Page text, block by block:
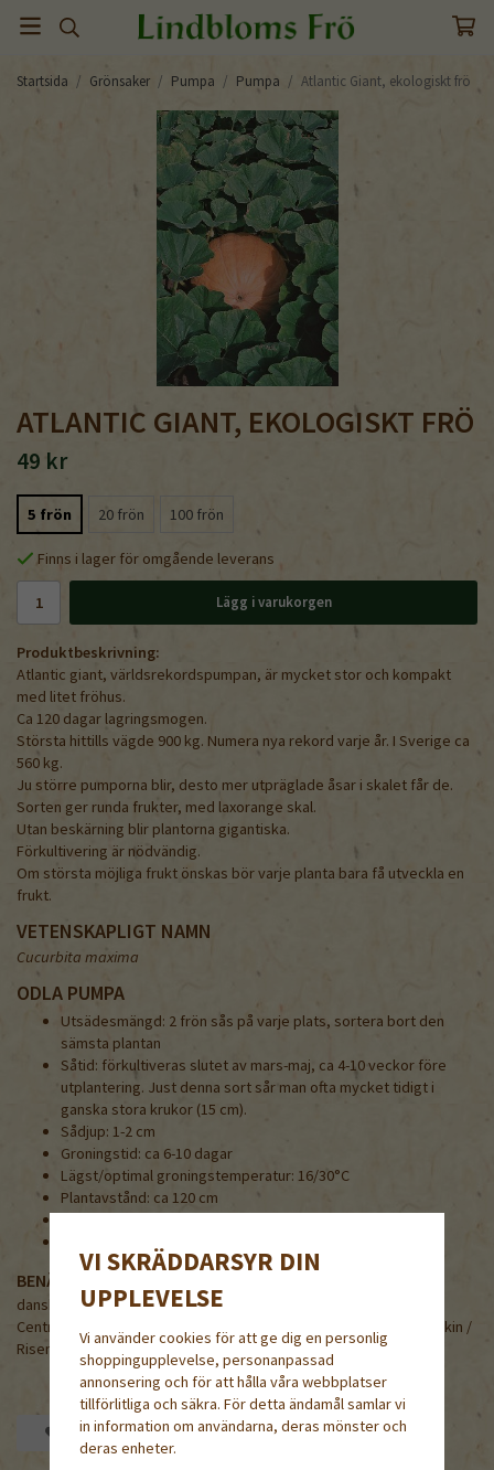
Startsida / Grönsaker / Pumpa / Pumpa / Atlantic Giant, ekologiskt frö
ATLANTIC GIANT, EKOLOGISKT FRÖ
49 kr
5 frön 20 frön 100 frön
Finns i lager för omgående leverans
Lägg i varukorgen
Produktbeskrivning:
Atlantic giant, världsrekordspumpan, är mycket stor och kompakt
med litet fröhus.
Ca 120 dagar lagringsmogen.
Största hittills vägde 900 kg. Numera nya rekord varje år. I Sverige ca
560 kg.
Ju större pumporna blir, desto mer utpräglade åsar i skalet får de.
Sorten ger runda frukter, med laxorange skal.
Utan beskärning blir plantorna gigantiska.
Förkultivering är nödvändig.
Om största möjliga frukt önskas bör varje planta bara få utveckla en
frukt.
VETENSKAPLIGT NAMN
Cucurbita maxima
ODLA PUMPA
Utsädesmängd: 2 frön sås på varje plats, sortera bort den
sämsta plantan
Såtid: förkultiveras slutet av mars-maj, ca 4-10 veckor före
utplantering. Just denna sort sår man ofta mycket tidigt i
ganska stora krukor (15 cm).
Sådjup: 1-2 cm
Groningstid: ca 6-10 dagar
Lägst/optimal groningstemperatur: 16/30°C
Plantavstånd: ca 120 cm
Radavstånd: ca 200 cm
BENÄMNING PÅ NÅGRA ANDRA SPRÅK
danska/norska/finska/engelska/tyska
Centnergræskar / Kjempegraskar / Jättiläiskurpitsa / Giant Pumpkin /
Risenkürbis
Spara som favorit
VI SKRÄDDARSYR DIN
UPPLEVELSE
Vi använder cookies för att ge dig en personlig
shoppingupplevelse, personanpassad
annonsering och för att hålla våra webbplatser
tillförlitliga och säkra. För detta ändamål samlar vi
in information om användarna, deras mönster och
deras enheter.